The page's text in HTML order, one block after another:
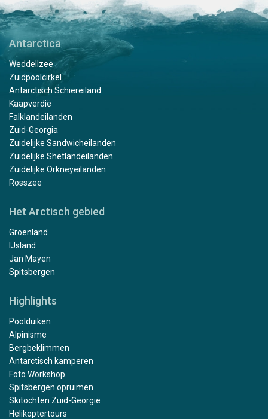
Antarctica
Weddellzee
Zuidpoolcirkel
Antarctisch Schiereiland
Kaapverdië
Falklandeilanden
Zuid-Georgia
Zuidelijke Sandwicheilanden
Zuidelijke Shetlandeilanden
Zuidelijke Orkneyeilanden
Rosszee
Het Arctisch gebied
Groenland
IJsland
Jan Mayen
Spitsbergen
Highlights
Poolduiken
Alpinisme
Bergbeklimmen
Antarctisch kamperen
Foto Workshop
Spitsbergen opruimen
Skitochten Zuid-Georgië
Helikoptertours